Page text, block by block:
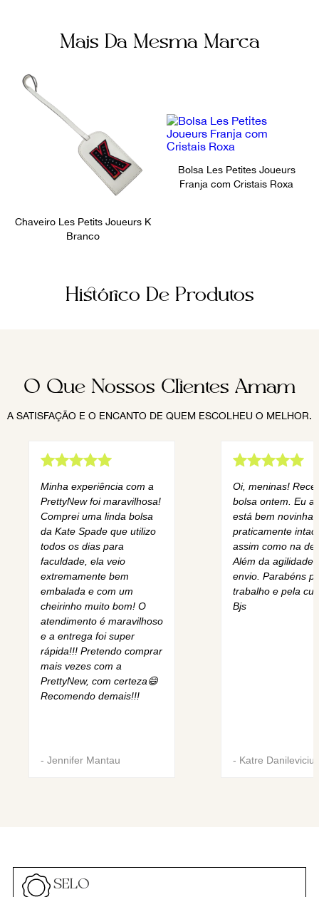
Mais Da Mesma Marca
Chaveiro Les Petits Joueurs K
Branco
Bolsa Les Petites Joueurs
Franja com Cristais Roxa
Histórico De Produtos
O Que Nossos Clientes Amam
A SATISFAÇÃO E O ENCANTO DE QUEM ESCOLHEU O MELHOR.
Minha experiência com a
PrettyNew foi maravilhosa!
Comprei uma linda bolsa
da Kate Spade que utilizo
todos os dias para
faculdade, ela veio
extremamente bem
embalada e com um
cheirinho muito bom! O
atendimento é maravilhoso
e a entrega foi super
rápida!!! Pretendo comprar
mais vezes com a
PrettyNew, com certeza😄
Recomendo demais!!!
- Jennifer Mantau
Oi, meninas!
bolsa ontem. Eu
está bem novinha,
praticamente
assim como na
Além da agilidade
envio. Parabéns
trabalho e pela
Bjs
- Katre Danilevicius
SELO